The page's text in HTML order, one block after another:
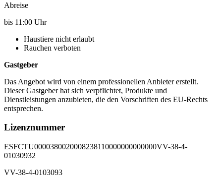
Abreise
bis 11:00 Uhr
Haustiere nicht erlaubt
Rauchen verboten
Gastgeber
Das Angebot wird von einem professionellen Anbieter erstellt.
Dieser Gastgeber hat sich verpflichtet, Produkte und
Dienstleistungen anzubieten, die den Vorschriften des EU-Rechts
entsprechen.
Lizenznummer
ESFCTU0000380020008238110000000000000VV-38-4-
01030932
VV-38-4-0103093